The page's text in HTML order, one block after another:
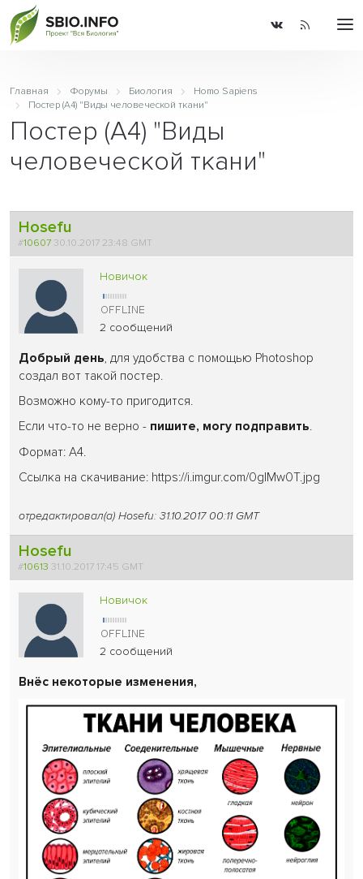
Главная Форумы Биология
Homo Sapiens
Постер (A4) "Виды человеческой ткани"
Постер (A4) "Виды
человеческой ткани"
Hosefu
#10607 30.10.2017 23:48 GMT
Новичок
2 сообщений
Добрый день, для удобства с помощью Photoshop
создал вот такой постер.
Возможно кому-то пригодится.
Если что-то не верно - пишите, могу подправить.
Формат: A4.
Ссылка на скачивание: https://i.imgur.com/0glMw0T.jpg
отредактировал(а) Hosefu: 31.10.2017 00:11 GMT
Hosefu
#10613 31.10.2017 17:45 GMT
Новичок
2 сообщений
Внёс некоторые изменения,